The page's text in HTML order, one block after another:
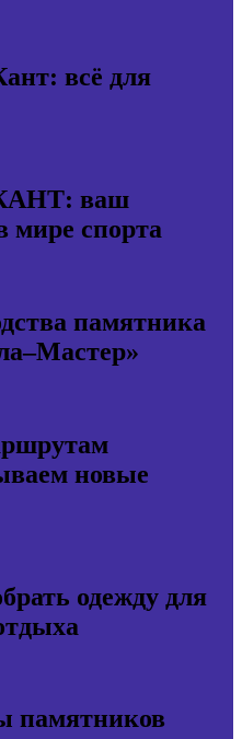
всё для
ваш
мире спорта
памятника
новые
одежду для
памятников